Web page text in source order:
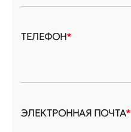
ТЕЛЕФОН*
ЭЛЕКТРОННАЯ ПОЧТА*